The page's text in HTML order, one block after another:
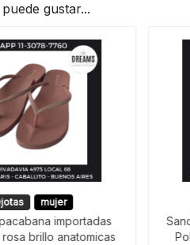
gustar...
mujer
importadas
brillo anatomicas